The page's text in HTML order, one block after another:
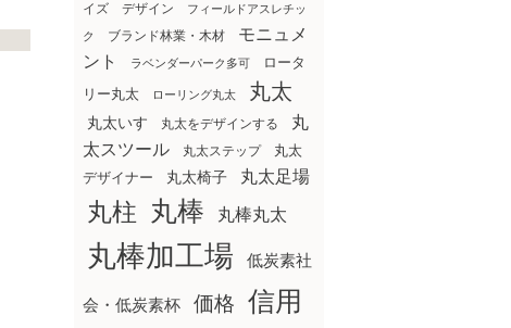
イズ
デザイン フィールドアスレチッ
ク ブランド林業・木材
モニュメ
ント
ラベンダーパーク多可
ロータ
リー丸太
ローリング丸太 丸太
丸太いす 丸太をデザインする
丸
太スツール
丸太ステップ
丸太
デザイナー
丸太椅子 丸太足場
丸柱 丸棒 丸棒丸太
丸棒加工場 低炭素社
会・低炭素杯 価格
信用